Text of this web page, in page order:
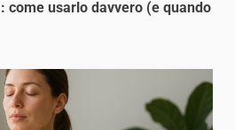
come usarlo davvero (e quando